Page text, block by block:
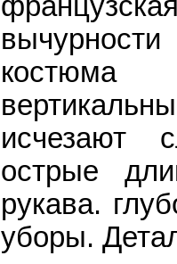
вычурности
костюма
исчезают
острые
рукава.
уборы.